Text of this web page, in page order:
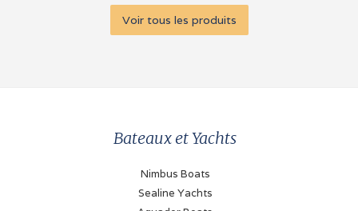
Voir tous les produits
Bateaux et Yachts
Nimbus Boats
Sealine Yachts